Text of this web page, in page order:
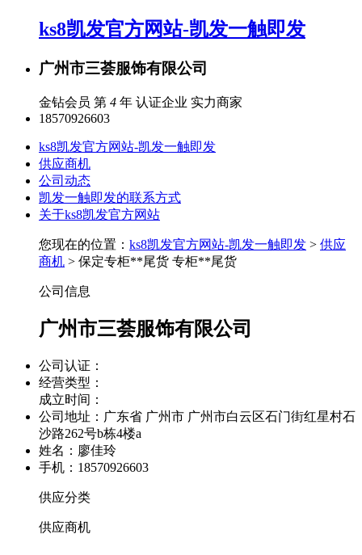
ks8凯发官方网站-凯发一触即发
广州市三荟服饰有限公司
金钻会员 第 4 年 认证企业 实力商家
18570926603
ks8凯发官方网站-凯发一触即发
供应商机
公司动态
凯发一触即发的联系方式
关于ks8凯发官方网站
您现在的位置： ks8凯发官方网站-凯发一触即发 > 供应
商机 > 保定专柜**尾货 专柜**尾货
公司信息
广州市三荟服饰有限公司
公司认证：
经营类型：
成立时间：
公司地址： 广东省 广州市 广州市白云区石门街红星村石
沙路262号b栋4楼a
姓名：廖佳玲
手机：18570926603
供应分类
供应商机